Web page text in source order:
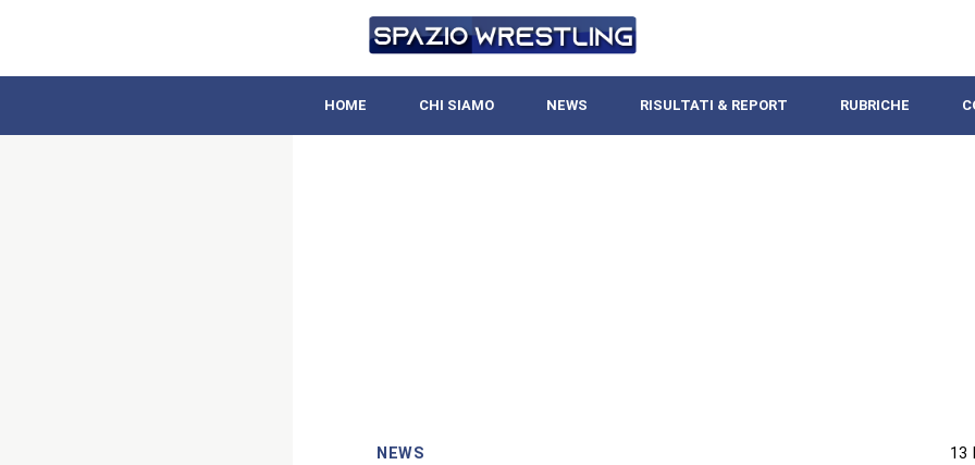
HOME CHI SIAMO NEWS RISULTATI & REPORT RUBRICHE
NEWS 13